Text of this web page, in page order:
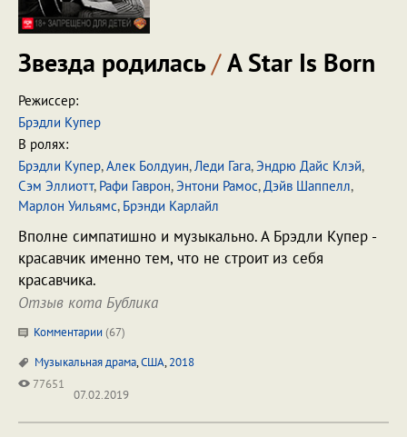
Звезда родилась/A Star Is Born
Режиссер:
Брэдли Купер
В ролях:
Брэдли Купер,Алек Болдуин,Леди Гага,Эндрю Дайс Клэй,
Сэм Эллиотт, Рафи Гаврон,Энтони Рамос,Дэйв Шаппелл,
Марлон Уильямс, Брэнди Карлайл
Вполне симпатишно и музыкально. А Брэдли Купер -
красавчик именно тем, что не строит из себя
красавчика.
Отзыв кота Бублика
Комментарии (67)
Музыкальная драма,США,2018
77651
07.02.2019